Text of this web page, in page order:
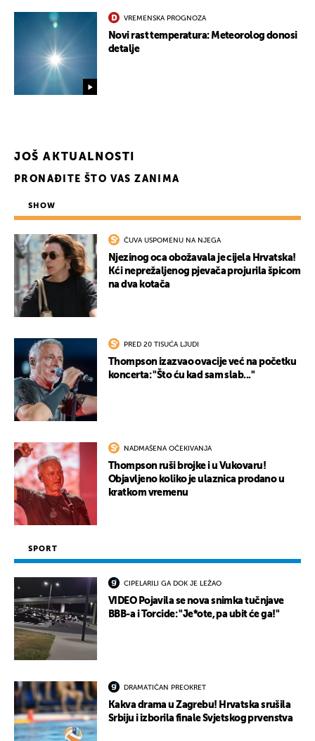
VREMENSKA PROGNOZA
Novi rast temperatura: Meteorolog donosi
detalje
JOŠ AKTUALNOSTI
PRONAĐITE ŠTO VAS ZANIMA
SHOW
ČUVA USPOMENU NA NJEGA
Njezinog oca obožavala je cijela Hrvatska!
Kći neprežaljenog pjevača projurila špicom
na dva kotača
PRED 20 TISUĆA LJUDI
Thompson izazvao ovacije već na početku
koncerta: "Što ću kad sam slab..."
NADMAŠENA OČEKIVANJA
Thompson ruši brojke i u Vukovaru!
Objavljeno koliko je ulaznica prodano u
kratkom vremenu
SPORT
CIPELARILI GA DOK JE LEŽAO
VIDEO Pojavila se nova snimka tučnjave
BBB-a i Torcide: "Je*ote, pa ubit će ga!"
DRAMATIČAN PREOKRET
Kakva drama u Zagrebu! Hrvatska srušila
Srbiju i izborila finale Svjetskog prvenstva
UKLJUČITE NOTIFIKACIJE